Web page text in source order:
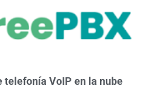
telefonía VoIP en la nube